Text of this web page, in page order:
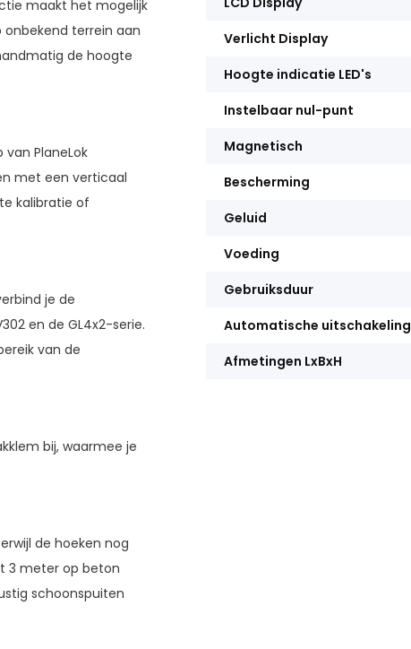
maakt het mogelijk
terrein aan
de hoogte
PlaneLok
met een verticaal
kalibratie of
je de
en de GL4x2-serie.
van de
bij, waarmee je
de hoeken nog
3 meter op beton
schoonspuiten
Verlicht Display
Hoogte indicatie LED's
Instelbaar nul-punt
Magnetisch
Bescherming
Geluid
Voeding
Gebruiksduur
Automatische uitschakeling
Afmetingen LxBxH